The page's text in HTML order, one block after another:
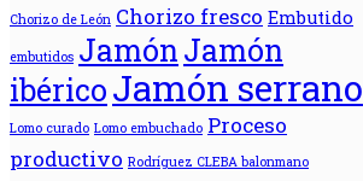
Chorizo de León Chorizo fresco Embutido
embutidos JamónJamón
ibéricoJamón serrano
Lomo curado Lomo embuchado Proceso
productivo Rodríguez CLEBA balonmano